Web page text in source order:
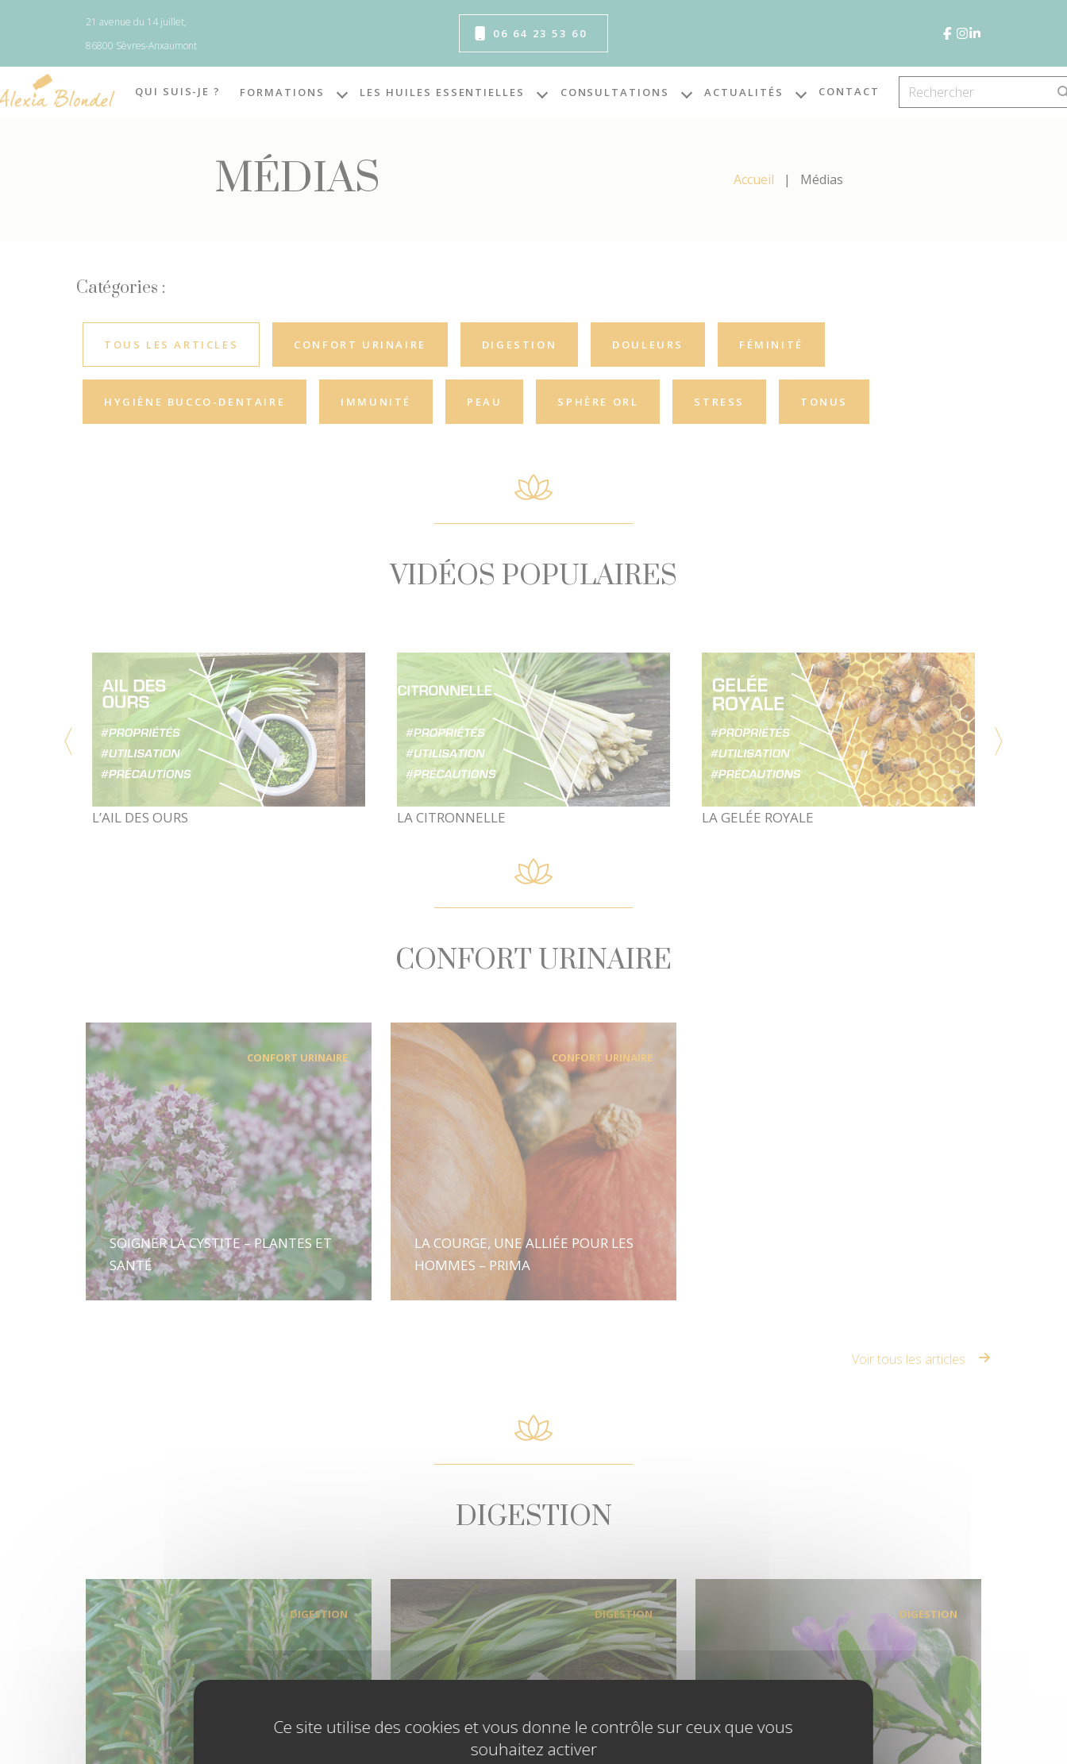
21 avenue du 14 juillet,
86800 Sèvres-Anxaumont
06 64 23 53 60
QUI SUIS-JE ? FORMATIONS LES HUILES ESSENTIELLES CONSULTATIONS ACTUALITÉS CONTACT
MÉDIAS Accueil Médias
Catégories :
TOUS LES ARTICLES CONFORT URINAIRE DIGESTION DOULEURS FÉMINITÉ
HYGIÈNE BUCCO-DENTAIRE IMMUNITÉ PEAU SPHÈRE ORL STRESS TONUS
VIDÉOS POPULAIRES
LA CITRONNELLE LA GELÉE ROYALE L’ARNICA
CONFORT URINAIRE
CONFORT URINAIRE
SOIGNER LA CYSTITE – PLANTES ET
SANTÉ
CONFORT URINAIRE
LA COURGE, UNE ALLIÉE POUR LES
HOMMES – PRIMA
Voir tous les articles
DIGESTION
DIGESTION DIGESTION DIGESTION
Ce site utilise des cookies et vous donne le contrôle sur ceux que vous
souhaitez activer